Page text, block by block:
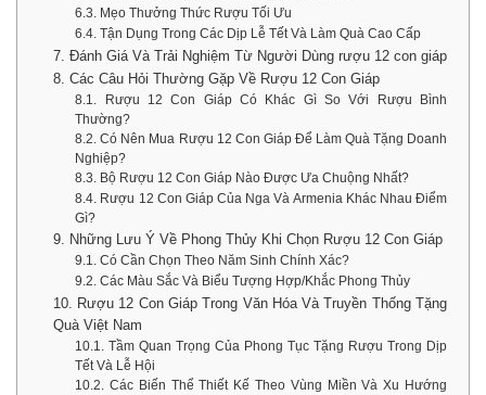
6.3. Mẹo Thưởng Thức Rượu Tối Ưu
6.4. Tận Dụng Trong Các Dịp Lễ Tết Và Làm Quà Cao Cấp
7. Đánh Giá Và Trải Nghiệm Từ Người Dùng rượu 12 con giáp
8. Các Câu Hỏi Thường Gặp Về Rượu 12 Con Giáp
8.1. Rượu 12 Con Giáp Có Khác Gì So Với Rượu Bình
Thường?
8.2. Có Nên Mua Rượu 12 Con Giáp Để Làm Quà Tặng Doanh
Nghiệp?
8.3. Bộ Rượu 12 Con Giáp Nào Được Ưa Chuộng Nhất?
8.4. Rượu 12 Con Giáp Của Nga Và Armenia Khác Nhau Điểm
Gì?
9. Những Lưu Ý Về Phong Thủy Khi Chọn Rượu 12 Con Giáp
9.1. Có Cần Chọn Theo Năm Sinh Chính Xác?
9.2. Các Màu Sắc Và Biểu Tượng Hợp/Khắc Phong Thủy
10. Rượu 12 Con Giáp Trong Văn Hóa Và Truyền Thống Tặng
Quà Việt Nam
10.1. Tầm Quan Trọng Của Phong Tục Tặng Rượu Trong Dịp
Tết Và Lễ Hội
10.2. Các Biến Thể Thiết Kế Theo Vùng Miền Và Xu Hướng